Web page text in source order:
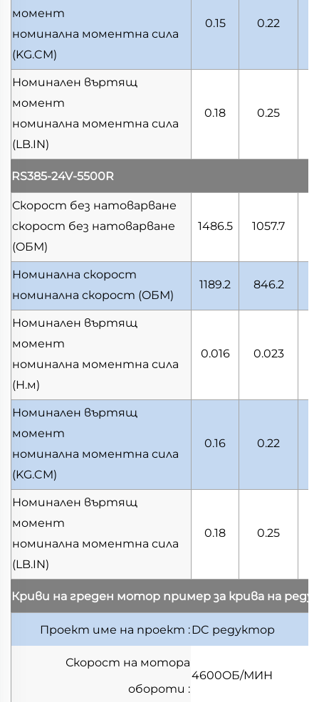
момент
номинална моментна сила
(KG.CM)
0.15 0.22
Номинален въртящ
момент
номинална моментна сила
(LB.IN)
0.18 0.25
RS385-24V-5500R
Скорост без натоварване
скорост без натоварване
(OБМ)
1486.5 1057.7
Номинална скорост
номинална скорост (OБМ)
1189.2 846.2
Номинален въртящ
момент
номинална моментна сила
(Н.м)
0.016 0.023
Номинален въртящ
момент
номинална моментна сила
(KG.CM)
0.16 0.22
Номинален въртящ
момент
номинална моментна сила
(LB.IN)
0.18 0.25
Криви на греден мотор пример за крива на
Проект име на проект :DC редуктор
Скорост на мотора
обороти :
4600OБ/МИН